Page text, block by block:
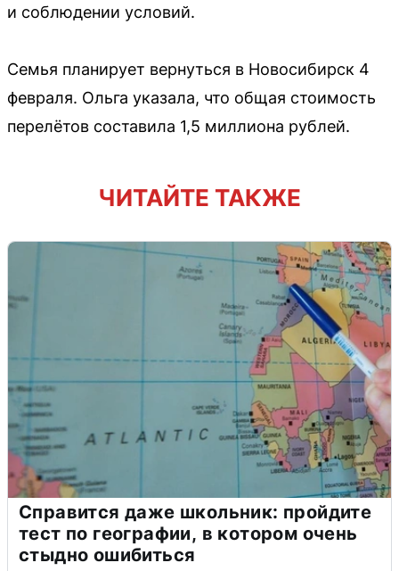
и соблюдении условий.
Семья планирует вернуться в Новосибирск 4
февраля. Ольга указала, что общая стоимость
перелётов составила 1,5 миллиона рублей.
ЧИТАЙТЕ ТАКЖЕ
Справится даже школьник: пройдите
тест по географии, в котором очень
стыдно ошибиться